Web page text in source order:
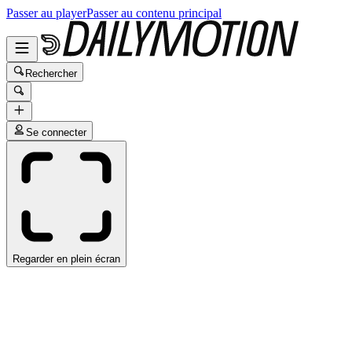
Passer au playerPasser au contenu principal
Rechercher
Se connecter
Regarder en plein écran